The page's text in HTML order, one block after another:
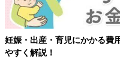
妊娠・出産・育児にかかる費
やすく解説！